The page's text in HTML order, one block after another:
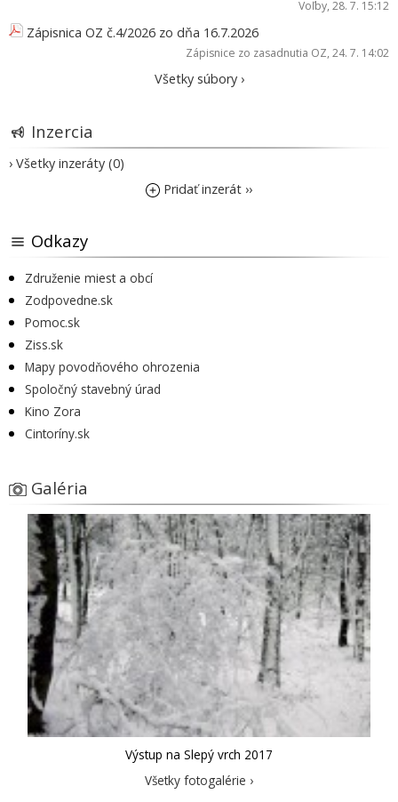
Voľby, 28. 7. 15:12
Zápisnica OZ č.4/2026 zo dňa 16.7.2026
Zápisnice zo zasadnutia OZ, 24. 7. 14:02
Všetky súbory ›
Inzercia
› Všetky inzeráty (0)
Pridať inzerát ››
Odkazy
Združenie miest a obcí
Zodpovedne.sk
Pomoc.sk
Ziss.sk
Mapy povodňového ohrozenia
Spoločný stavebný úrad
Kino Zora
Cintoríny.sk
Galéria
Výstup na Slepý vrch 2017
Všetky fotogalérie ›